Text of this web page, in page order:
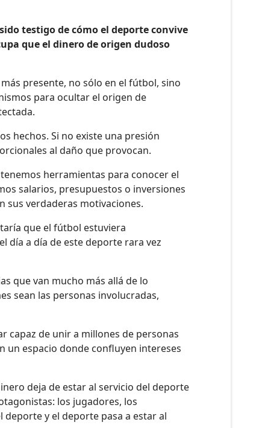
testigo de cómo el deporte convive
que el dinero de origen dudoso
presente, no sólo en el fútbol, sino
para ocultar el origen de
hechos. Si no existe una presión
al daño que provocan.
herramientas para conocer el
salarios, presupuestos o inversiones
sus verdaderas motivaciones.
que el fútbol estuviera
día a día de este deporte rara vez
que van mucho más allá de lo
sean las personas involucradas,
capaz de unir a millones de personas
un espacio donde confluyen intereses
deja de estar al servicio del deporte
los jugadores, los
y el deporte pasa a estar al